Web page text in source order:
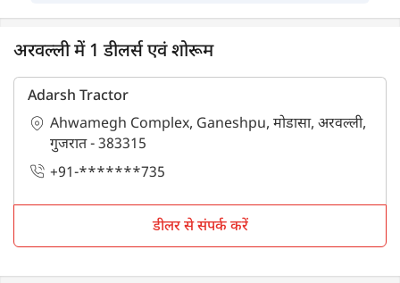
अरवल्ली में 1 डीलर्स एवं शोरूम
Adarsh Tractor
Ahwamegh Complex, Ganeshpu, मोडासा, अरवल्ली,
गुजरात - 383315
+91-*******735
डीलर से संपर्क करें